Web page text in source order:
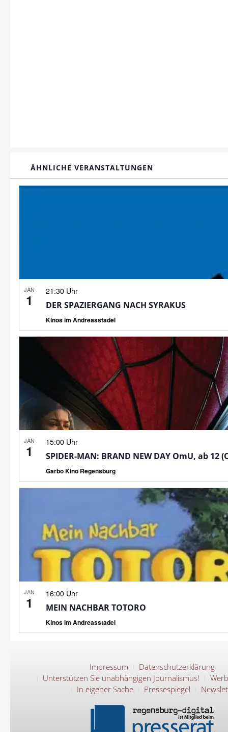
ÄHNLICHE VERANSTALTUNGEN
JAN
1
21:30 Uhr
DER SPAZIERGANG NACH SYRAKUS
Kinos im Andreasstadel
JAN
1
15:00 Uhr
SPIDER-MAN: BRAND NEW DAY OmU, ab 12
Garbo Kino Regensburg
JAN
1
16:00 Uhr
MEIN NACHBAR TOTORO
Kinos im Andreasstadel
Impressum
Datenschutzerklärung
Unterstützen Sie unabhängigen Journalismus!
In eigener Sache
Pressespiegel